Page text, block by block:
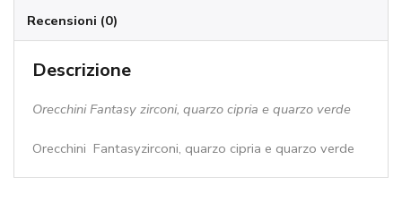
Recensioni (0)
Descrizione
Orecchini Fantasy zirconi, quarzo cipria e quarzo verde
Orecchini Fantasyzirconi, quarzo cipria e quarzo verde